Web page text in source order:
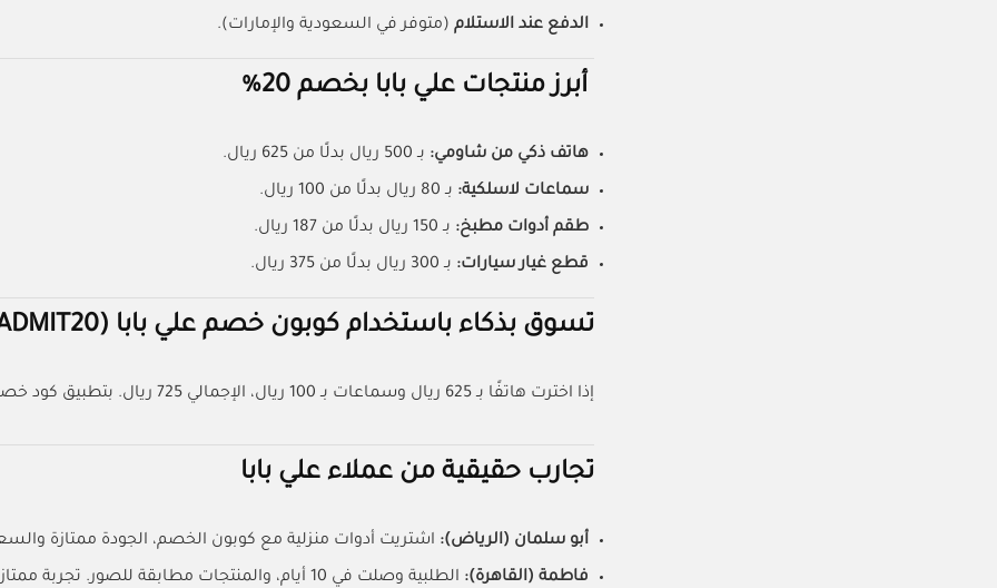
الدفع عند الاستلام (متوفر في السعودية والإمارات).
أبرز منتجات علي بابا بخصم 20%
هاتف ذكي من شاومي: بـ 500 ريال بدلًا من 625 ريال.
سماعات لاسلكية: بـ 80 ريال بدلًا من 100 ريال.
طقم أدوات مطبخ: بـ 150 ريال بدلًا من 187 ريال.
قطع غيار سيارات: بـ 300 ريال بدلًا من 375 ريال.
تسوق بذكاء باستخدام كوبون خصم علي بابا (ALIADMIT20)
إذا اخترت هاتفًا بـ 625 ريال وسماعات بـ 100 ريال، الإجمالي 725 ريال. بتطبيق كود خصم علي بابا (ALIADMIT20) ، يصبح المبلغ 580 ريال فقط.
تجارب حقيقية من عملاء علي بابا
أبو سلمان (الرياض): اشتريت أدوات منزلية مع كوبون الخصم، الجودة ممتازة
فاطمة (القاهرة): الطلبية وصلت في 10 أيام، والمنتجات مطابقة للصور. تجربة ممتازة.